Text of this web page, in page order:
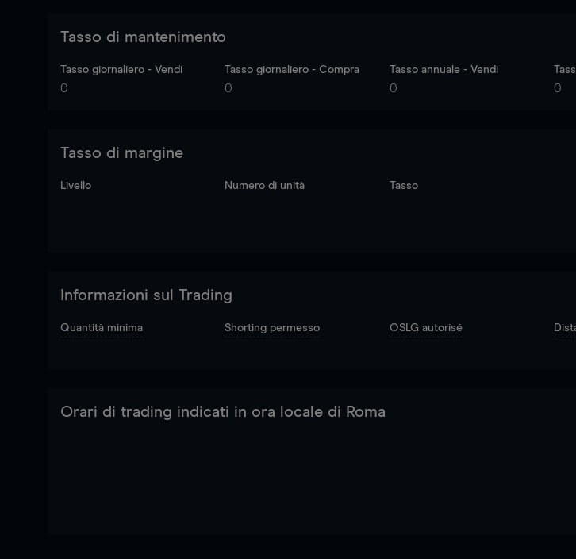
Tasso di mantenimento
Tasso giornaliero - Vendi
0
Tasso giornaliero - Compra
0
Tasso annuale - Vendi
0 0
Tasso di margine
Livello Numero di unità Tasso
Informazioni sul Trading
Quantità minima Shorting permesso OSLG autorisé
Orari di trading indicati in ora locale di Roma